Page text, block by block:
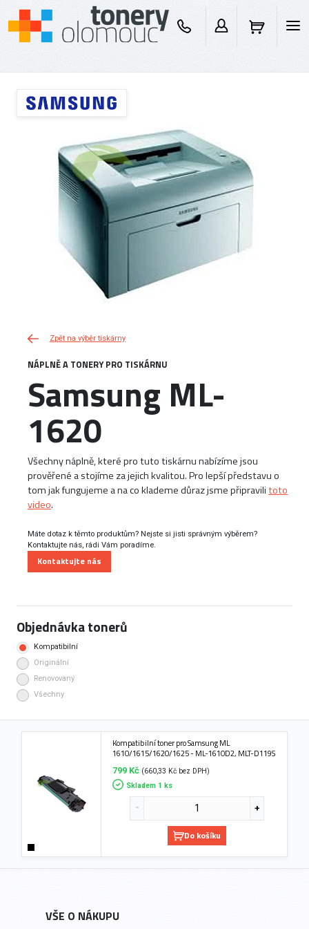
Zpět na výběr tiskárny
NÁPLNĚ A TONERY PRO TISKÁRNU
Samsung ML-
1620
Všechny náplně, které pro tuto tiskárnu nabízíme jsou
prověřené a stojíme za jejich kvalitou. Pro lepší představu o
tom jak fungujeme a na co klademe důraz jsme připravilitoto
video.
Máte dotaz k těmto produktům? Nejste si jisti správným výběrem?
Kontaktujte nás, rádi Vám poradíme.
Kontaktujte nás
Objednávka tonerů
Kompatibilní
Originální
Renovovaný
Všechny
Kompatibilní toner pro Samsung ML
1610/1615/1620/1625 - ML-1610D2, MLT-D119S
799 Kč (660,33 Kč bez DPH)
Skladem 1 ks
Do košíku
VŠE O NÁKUPU